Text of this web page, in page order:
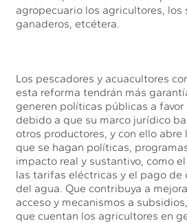
agropecuario los agricultores, los
ganaderos, etcétera.
Los pescadores y acuacultores
esta reforma tendrán más
generen políticas públicas a
debido a que su marco jurídico
otros productores, y con ello
que se hagan políticas,
impacto real y sustantivo, como
las tarifas eléctricas y el pago de
del agua. Que contribuya a
acceso y mecanismos a
que cuentan los agricultores en